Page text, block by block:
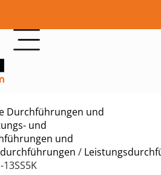
Durchführungen und
und
und
/